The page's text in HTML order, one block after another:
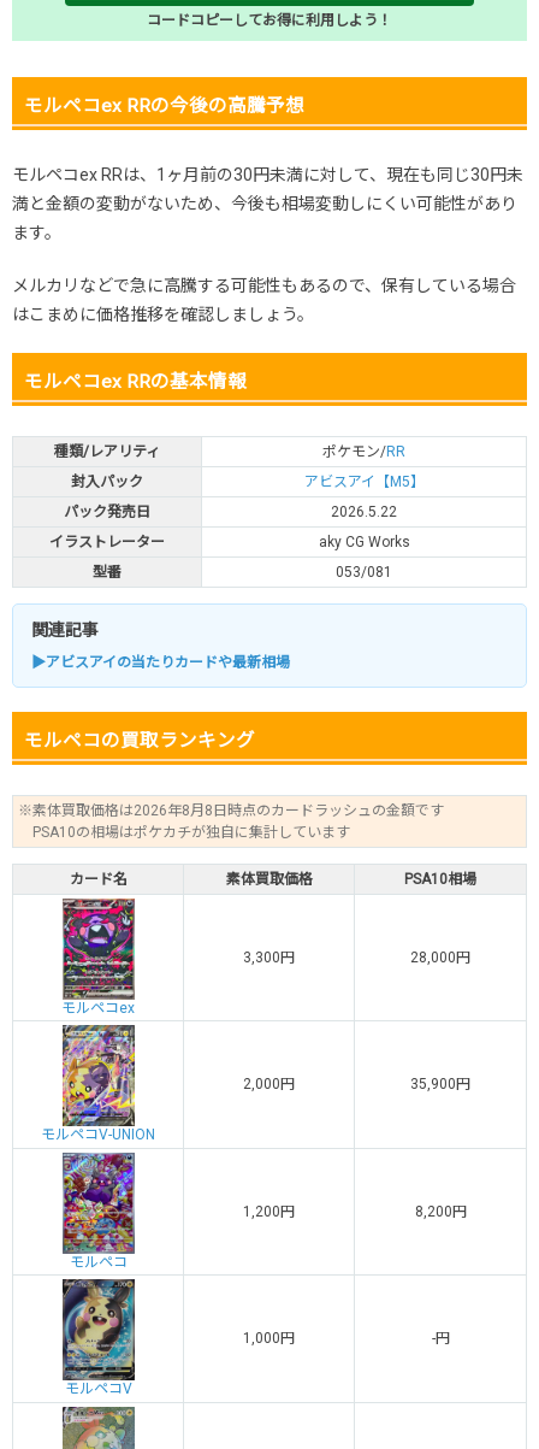
コードコピーしてお得に利用しよう！
モルペコex RRの今後の高騰予想
モルペコex RRは、1ヶ月前の30円未満に対して、現在も同じ30円未
満と金額の変動がないため、今後も相場変動しにくい可能性があり
ます。
メルカリなどで急に高騰する可能性もあるので、保有している場合
はこまめに価格推移を確認しましょう。
モルペコex RRの基本情報
種類/レアリティ ポケモン/RR
封入パック
アビスアイ【M5】
パック発売日
2026.5.22
イラストレーター
aky CG Works
型番
053/081
関連記事
▶アビスアイの当たりカードや最新相場
モルペコの買取ランキング
※素体買取価格は2026年8月8日時点のカードラッシュの金額です
PSA10の相場はポケカチが独自に集計しています
カード名 素体買取価格 PSA10相場
モルペコex
3,300円 28,000円
モルペコV-UNION
2,000円 35,900円
モルペコ
1,200円 8,200円
モルペコV
1,000円 -円